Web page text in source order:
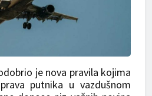
je nova pravila kojima
putnika u vazdušnom